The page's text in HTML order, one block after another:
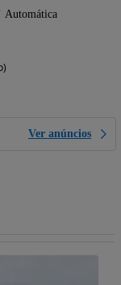
Automática
Ver anúncios